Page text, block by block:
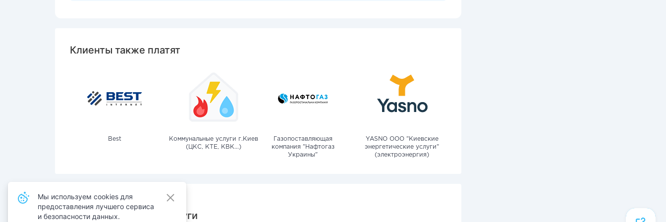
Клиенты также платят
Best
Коммунальные услуги г.Киев
(ЦКС, КТЕ, КВК...)
Газопоставляющая
компания "Нафтогаз
Украины"
YASNO OOO "Киевские
энергетические услуги"
(электроэнергия)
Также оплачивают услуги
Мы используем cookies для
предоставления лучшего сервиса
и безопасности данных.